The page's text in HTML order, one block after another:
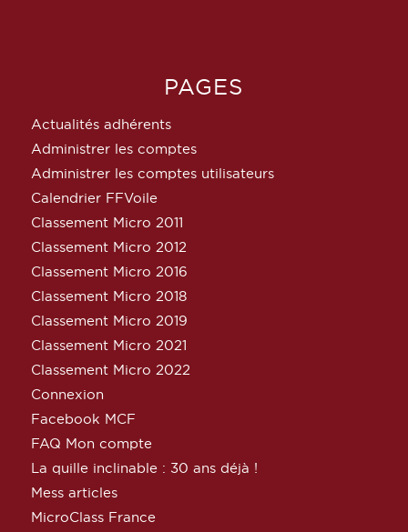
PAGES
Actualités adhérents
Administrer les comptes
Administrer les comptes utilisateurs
Calendrier FFVoile
Classement Micro 2011
Classement Micro 2012
Classement Micro 2016
Classement Micro 2018
Classement Micro 2019
Classement Micro 2021
Classement Micro 2022
Connexion
Facebook MCF
FAQ Mon compte
La quille inclinable : 30 ans déjà !
Mess articles
MicroClass France